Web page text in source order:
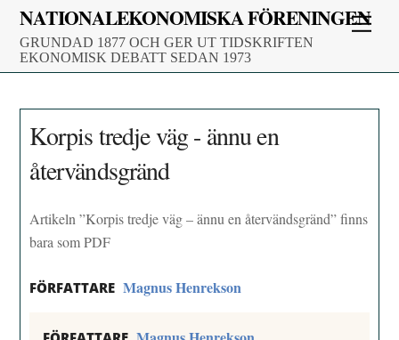
Skip
content
NATIONALEKONOMISKA FÖRENINGEN
GRUNDAD 1877 OCH GER UT TIDSKRIFTEN
EKONOMISK DEBATT SEDAN 1973
Korpis tredje väg - ännu en
återvändsgränd
Artikeln ”Korpis tredje väg – ännu en återvändsgränd” finns
bara som PDF
FÖRFATTARE Magnus Henrekson